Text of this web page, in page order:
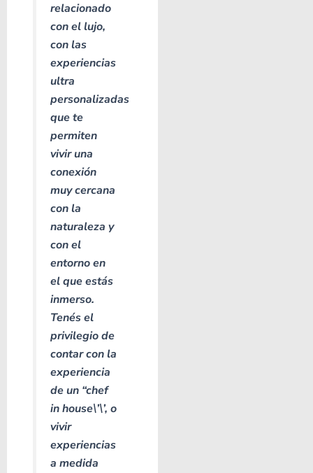
relacionado
con el lujo,
con las
experiencias
ultra
personalizadas
que te
permiten
vivir una
conexión
muy cercana
con la
naturaleza y
con el
entorno en
el que estás
inmerso.
Tenés el
privilegio de
contar con la
experiencia
de un “chef
in house\’\’, o
vivir
experiencias
a medida